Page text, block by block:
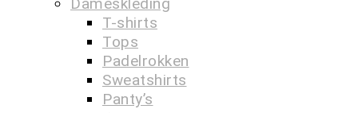
T-shirts
Tops
Padelrokken
Sweatshirts
Panty’s